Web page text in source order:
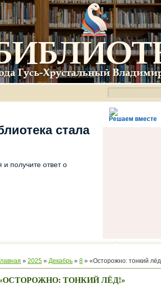
Решаем вместе
стала
получите ответ о
» 2025 » Декабрь » 8 » «Осторожно: тонкий
ТОНКИЙ ЛЁД!»